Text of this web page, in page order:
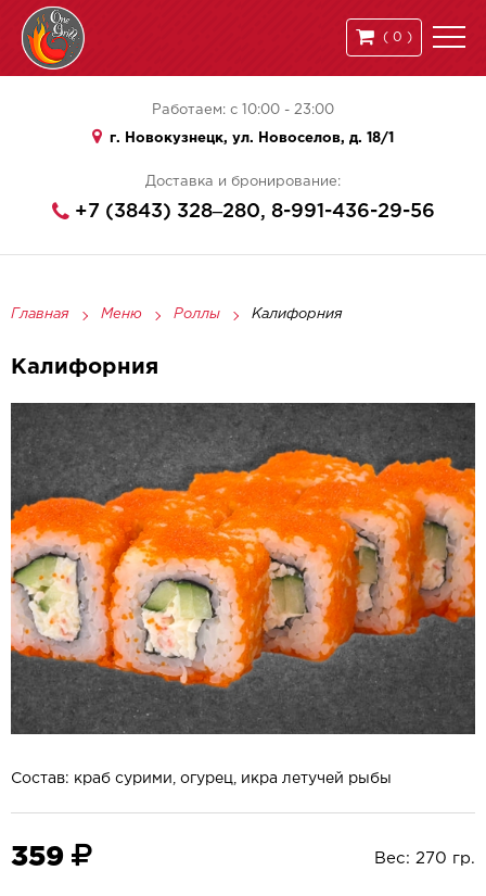
Работаем: с 10:00 - 23:00
г. Новокузнецк, ул. Новоселов, д. 18/1
Доставка и бронирование:
+7 (3843) 328‒280, 8-991-436-29-56
( 0 )
Главная Меню Роллы Калифорния
Калифорния
Состав: краб сурими, огурец, икра летучей рыбы
359 Вес: 270 гр.